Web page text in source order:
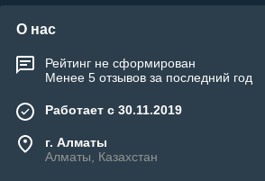
О нас
Рейтинг не сформирован
Менее 5 отзывов за последний год
Работает с 30.11.2019
г. Алматы
Алматы, Казахстан